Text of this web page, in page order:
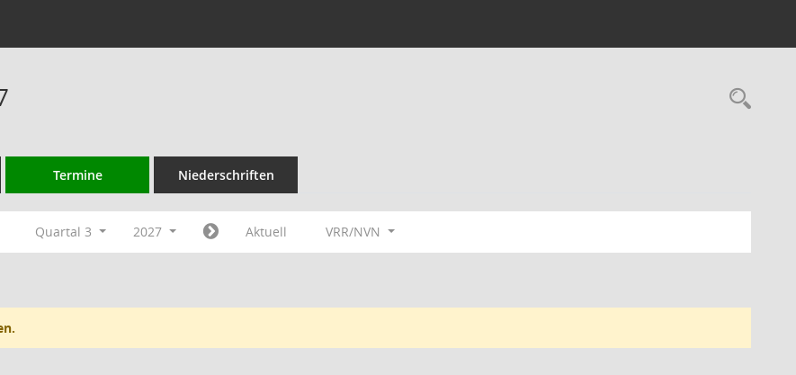
Termine Niederschriften
Quartal 3 2027 Aktuell VRR/NVN